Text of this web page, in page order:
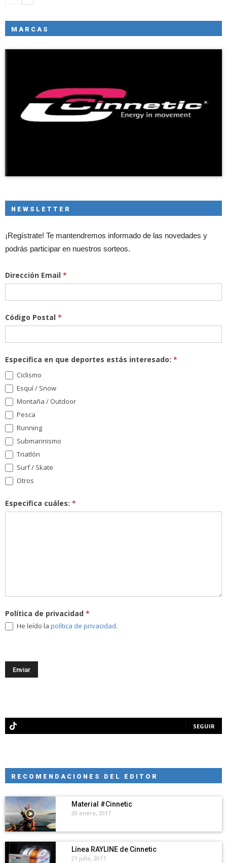
MARCAS
NEWSLETTER
¡Regístrate! Te mantendremos informado de las novedades y
podrás participar en nuestros sorteos.
Dirección Email *
Código Postal *
Especifica en que deportes estás interesado: *
Ciclismo
Esquí / Snow
Montaña / Outdoor
Pesca
Running
Submarinismo
Triatlón
Surf / Skate
Otros
Especifica cuáles: *
Política de privacidad *
He leído la política de privacidad.
SEGUIR
RECOMENDACIONES DEL EDITOR
Material #Cinnetic
20 enero, 2017
Línea RAYLINE de Cinnetic
21 julio, 2017